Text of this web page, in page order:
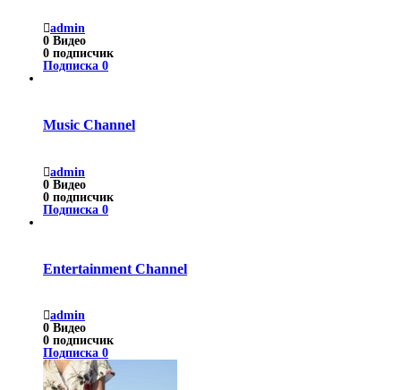
admin
0 Видео
0 подписчик
Подписка 0
Music Channel
admin
0 Видео
0 подписчик
Подписка 0
Entertainment Channel
admin
0 Видео
0 подписчик
Подписка 0